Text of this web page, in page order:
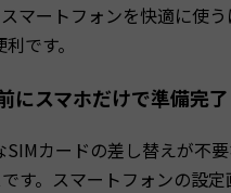
マートフォンを快適に使
です。
にスマホだけで準備完了
カードの差し替えが不
す。スマートフォンの設